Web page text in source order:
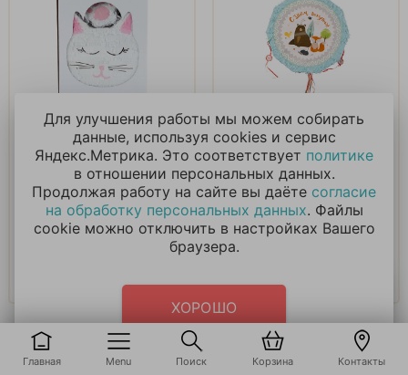
Главная Menu Поиск Корзина Контакты
Пиньята комплект
Котик 40см Лапка
13см
1 900₽
В корзину
Пиньята С ДР Лесные
Друзья с лентами
1 900₽
В корзину
Для улучшения работы мы можем собирать
данные, используя cookies и сервис
Яндекс.Метрика. Это соответствует политике
в отношении персональных данных.
Продолжая работу на сайте вы даёте согласие
на обработку персональных данных. Файлы
cookie можно отключить в настройках Вашего
браузера.
ХОРОШО